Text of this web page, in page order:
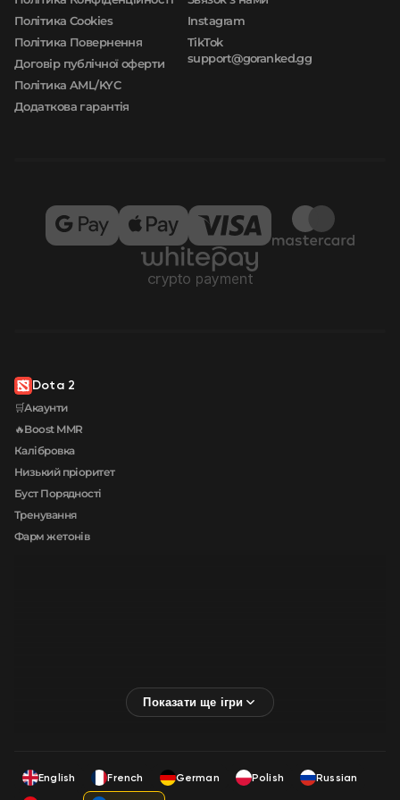
Політика Cookies
Політика Повернення
Договір публічної оферти
Політика AML/KYC
Додаткова гарантія
Instagram
TikTok
support@goranked.gg
Dota 2
🛒Акаунти
🔥Boost MMR
Калібровка
Низький пріоритет
Буст Порядності
Тренування
Фарм жетонів
English French German Polish
Russian